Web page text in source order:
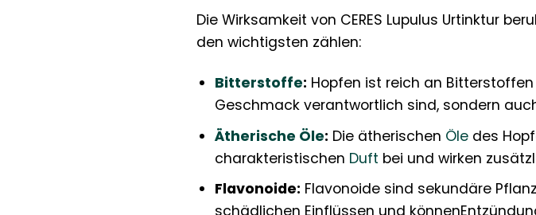
Die Wirksamkeit von CERES Lupulus Urtinktur
den wichtigsten zählen:
Bitterstoffe: Hopfen ist reich an
Geschmack verantwortlich sind, sondern
Ätherische Öle: Die ätherischen Öledes
charakteristischen Duft bei und wirken
Flavonoide: Flavonoide sind sekundäre
schädlichen Einflüssen und